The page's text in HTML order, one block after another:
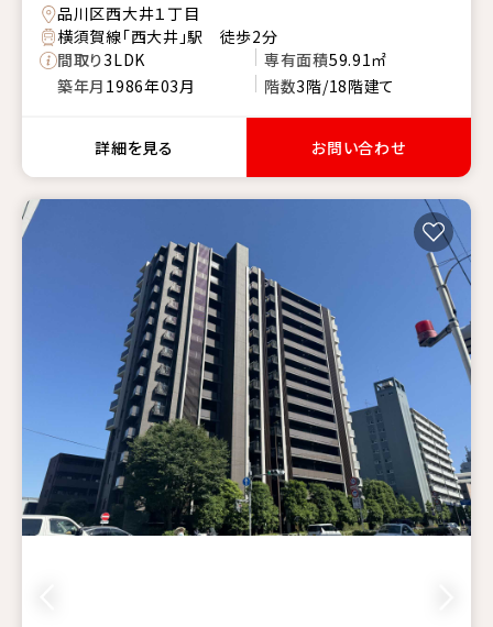
品川区西大井１丁目
横須賀線「西大井」駅 徒歩2分
間取り3LDK 専有面積59.91㎡
築年月 1986年03月 階数3階/18階建て
詳細を見る お問い合わせ